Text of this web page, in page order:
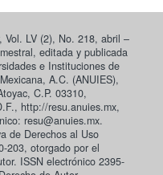
Vol. LV (2), No. 218, abril –
editada y publicada
e Instituciones de
A.C. (ANUIES),
C.P. 03310,
http://resu.anuies.mx,
resu@anuies.mx.
de Derechos al Uso
203, otorgado por el
ISSN electrónico 2395-